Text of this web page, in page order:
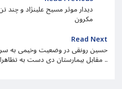
دیدار موثر مسیح علینژاد و چند
مکرون
Read Next
حسین رونقی در وضعیت وخیمی به
مقابل بیمارستان دی دست به تظاهرات زده اند ..